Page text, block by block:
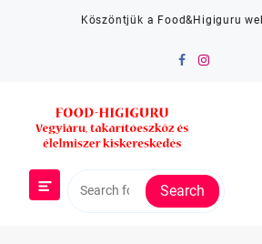
Köszöntjük a Food&Higiguru
Search